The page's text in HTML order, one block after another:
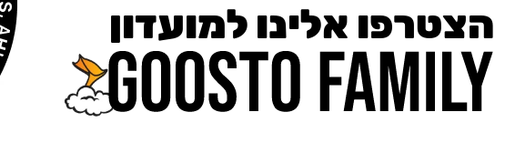
הצטרפו אלינו למועדון